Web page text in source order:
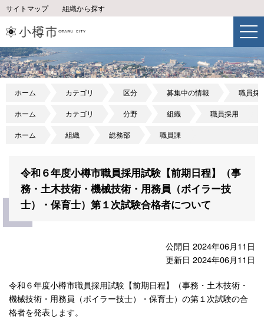
サイトマップ 組織から探す
ホーム カテゴリ 区分 募集中の情報 職員採
ホーム カテゴリ 分野 組織 職員採用
ホーム 組織 総務部 職員課
令和６年度小樽市職員採用試験【前期日程】（事
務・土木技術・機械技術・用務員（ボイラー技
士）・保育士）第１次試験合格者について
公開日 2024年06月11日
更新日 2024年06月11日
令和６年度小樽市職員採用試験【前期日程】（事務・土木技術・
機械技術・用務員（ボイラー技士）・保育士）の第１次試験の合
格者を発表します。